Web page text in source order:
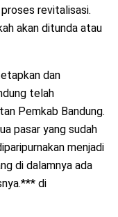
revitalisasi.
akan ditunda atau
dan
telah
Pemkab Bandung.
pasar yang sudah
menjadi
di dalamnya ada
di